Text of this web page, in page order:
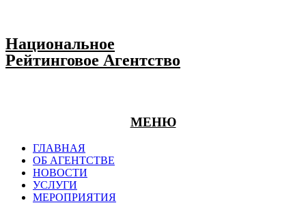
Национальное
Рейтинговое Агентство
МЕНЮ
ГЛАВНАЯ
ОБ АГЕНТСТВЕ
НОВОСТИ
УСЛУГИ
МЕРОПРИЯТИЯ